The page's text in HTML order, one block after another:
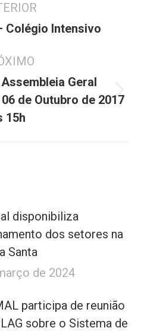
Post
Colégio Intensivo
Próximo
post:
Geral
de Outubro de 2017
15h
disponibiliza
dos setores na
Santa
de 2024
participa de reunião
sobre o Sistema de